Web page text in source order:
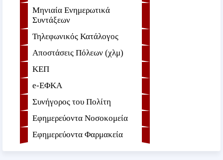
Μηνιαία Ενημερωτικά
Συντάξεων
Τηλεφωνικός Κατάλογος
Αποστάσεις Πόλεων (χλμ)
ΚΕΠ
e-ΕΦKA
Συνήγορος του Πολίτη
Εφημερεύοντα Νοσοκομεία
Εφημερεύοντα Φαρμακεία